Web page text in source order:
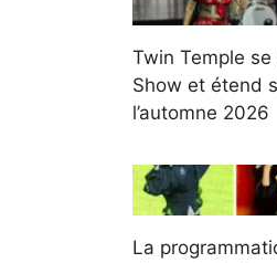
Twin Temple
Show et étend
l’automne 2026
La